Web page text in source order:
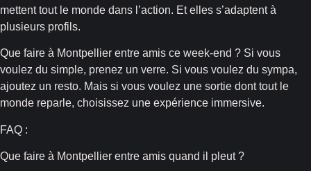
mettent tout le monde dans l’action. Et elles s’adaptent à
plusieurs profils.
Que faire à Montpellier entre amis ce week-end ? Si vous
voulez du simple, prenez un verre. Si vous voulez du sympa,
ajoutez un resto. Mais si vous voulez une sortie dont tout le
monde reparle, choisissez une expérience immersive.
FAQ :
Que faire à Montpellier entre amis quand il pleut ?